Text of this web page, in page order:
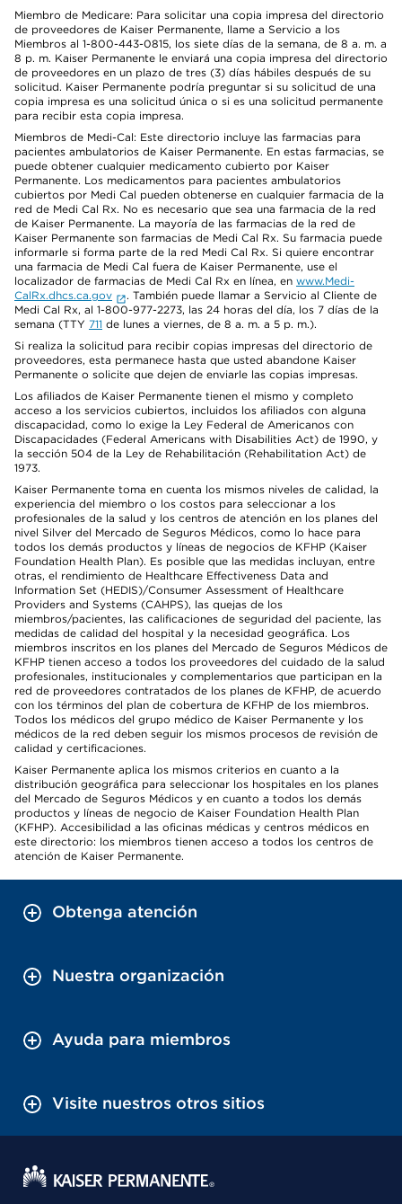
Miembro de Medicare: Para solicitar una copia impresa del directorio
de proveedores de Kaiser Permanente, llame a Servicio a los
Miembros al 1-800-443-0815, los siete días de la semana, de 8 a. m. a
8 p. m. Kaiser Permanente le enviará una copia impresa del directorio
de proveedores en un plazo de tres (3) días hábiles después de su
solicitud. Kaiser Permanente podría preguntar si su solicitud de una
copia impresa es una solicitud única o si es una solicitud permanente
para recibir esta copia impresa.
Miembros de Medi-Cal: Este directorio incluye las farmacias para
pacientes ambulatorios de Kaiser Permanente. En estas farmacias, se
puede obtener cualquier medicamento cubierto por Kaiser
Permanente. Los medicamentos para pacientes ambulatorios
cubiertos por Medi Cal pueden obtenerse en cualquier farmacia de la
red de Medi Cal Rx. No es necesario que sea una farmacia de la red
de Kaiser Permanente. La mayoría de las farmacias de la red de
Kaiser Permanente son farmacias de Medi Cal Rx. Su farmacia puede
informarle si forma parte de la red Medi Cal Rx. Si quiere encontrar
una farmacia de Medi Cal fuera de Kaiser Permanente, use el
localizador de farmacias de Medi Cal Rx en línea, en www.Medi-
CalRx.dhcs.ca.gov
. También puede llamar a Servicio al Cliente de
Medi Cal Rx, al 1-800-977-2273, las 24 horas del día, los 7 días de la
semana (TTY 711 de lunes a viernes, de 8 a. m. a 5 p. m.).
Si realiza la solicitud para recibir copias impresas del directorio de
proveedores, esta permanece hasta que usted abandone Kaiser
Permanente o solicite que dejen de enviarle las copias impresas.
Los afiliados de Kaiser Permanente tienen el mismo y completo
acceso a los servicios cubiertos, incluidos los afiliados con alguna
discapacidad, como lo exige la Ley Federal de Americanos con
Discapacidades (Federal Americans with Disabilities Act) de 1990, y
la sección 504 de la Ley de Rehabilitación (Rehabilitation Act) de
1973.
Kaiser Permanente toma en cuenta los mismos niveles de calidad, la
experiencia del miembro o los costos para seleccionar a los
profesionales de la salud y los centros de atención en los planes del
nivel Silver del Mercado de Seguros Médicos, como lo hace para
todos los demás productos y líneas de negocios de KFHP (Kaiser
Foundation Health Plan). Es posible que las medidas incluyan, entre
otras, el rendimiento de Healthcare Effectiveness Data and
Information Set (HEDIS)/Consumer Assessment of Healthcare
Providers and Systems (CAHPS), las quejas de los
miembros/pacientes, las calificaciones de seguridad del paciente, las
medidas de calidad del hospital y la necesidad geográfica. Los
miembros inscritos en los planes del Mercado de Seguros Médicos de
KFHP tienen acceso a todos los proveedores del cuidado de la salud
profesionales, institucionales y complementarios que participan en la
red de proveedores contratados de los planes de KFHP, de acuerdo
con los términos del plan de cobertura de KFHP de los miembros.
Todos los médicos del grupo médico de Kaiser Permanente y los
médicos de la red deben seguir los mismos procesos de revisión de
calidad y certificaciones.
Kaiser Permanente aplica los mismos criterios en cuanto a la
distribución geográfica para seleccionar los hospitales en los planes
del Mercado de Seguros Médicos y en cuanto a todos los demás
productos y líneas de negocio de Kaiser Foundation Health Plan
(KFHP). Accesibilidad a las oficinas médicas y centros médicos en
este directorio: los miembros tienen acceso a todos los centros de
atención de Kaiser Permanente.
Obtenga atención
Nuestra organización
Ayuda para miembros
Visite nuestros otros sitios